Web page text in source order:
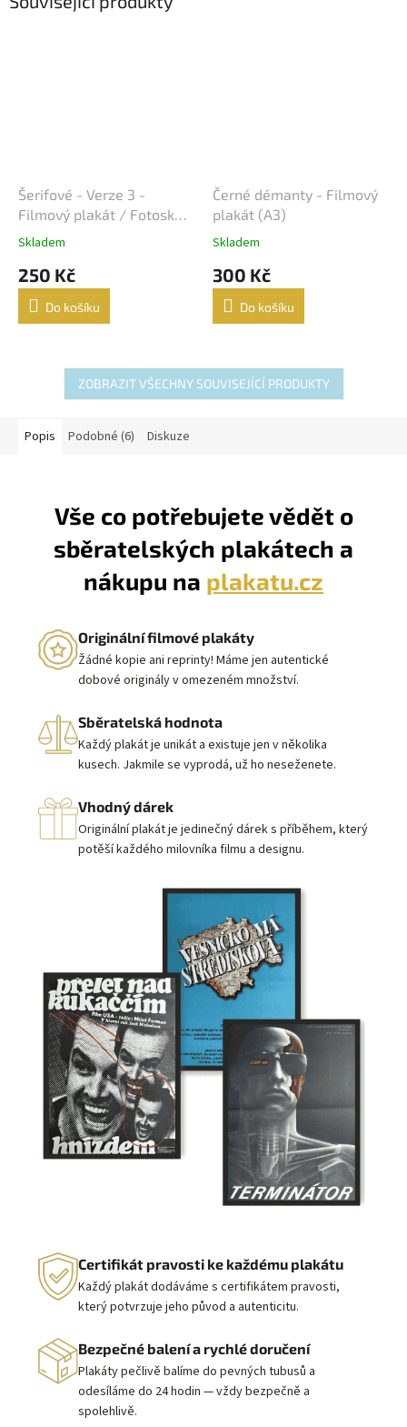
Šerifové - Verze 3 -
Filmový plakát / Fotoska /
Slepka (cca A4)
Skladem
250 Kč
Do košíku
Černé démanty - Filmový
plakát (A3)
Skladem
300 Kč
Do košíku
ZOBRAZIT VŠECHNY SOUVISEJÍCÍ PRODUKTY
Popis Podobné (6) Diskuze
Vše co potřebujete vědět o
sběratelských plakátech a
nákupu na plakatu.cz
Originální filmové plakáty
Žádné kopie ani reprinty! Máme jen autentické
dobové originály v omezeném množství.
Sběratelská hodnota
Každý plakát je unikát a existuje jen v několika
kusech. Jakmile se vyprodá, už ho neseženete.
Vhodný dárek
Originální plakát je jedinečný dárek s příběhem, který
potěší každého milovníka filmu a designu.
Certifikát pravosti ke každému plakátu
Každý plakát dodáváme s certifikátem pravosti,
který potvrzuje jeho původ a autenticitu.
Bezpečné balení a rychlé doručení
Plakáty pečlivě balíme do pevných tubusů a
odesíláme do 24 hodin — vždy bezpečně a
spolehlivě.